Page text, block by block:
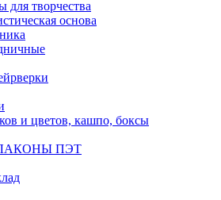
для творчества
основа
и цветов, кашпо, боксы
ПЭТ